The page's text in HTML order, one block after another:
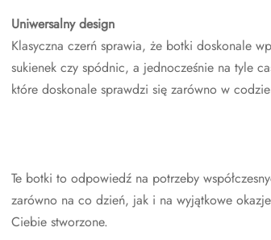
Uniwersalny design
Klasyczna czerń sprawia, że botki doskonale
sukienek czy spódnic, a jednocześnie na tyle
które doskonale sprawdzi się zarówno w
Te botki to odpowiedź na potrzeby
zarówno na co dzień, jak i na wyjątkowe
Ciebie stworzone.